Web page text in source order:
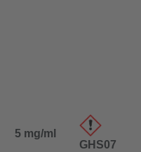
5 mg/ml
GHS07